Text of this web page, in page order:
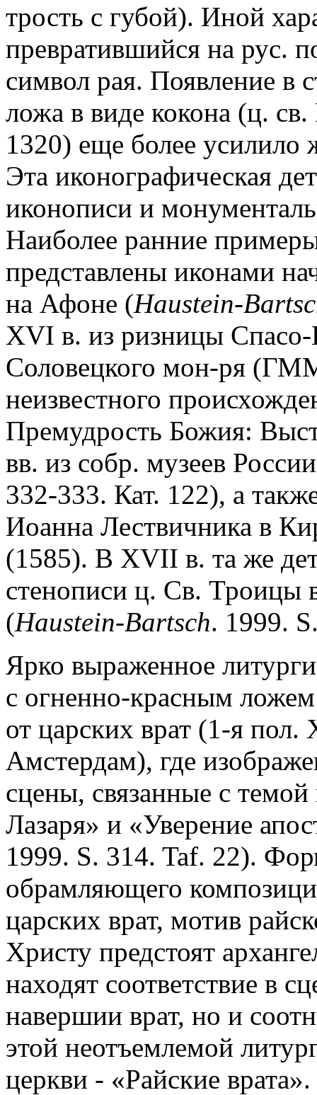
трость с губой). Иной
превратившийся на рус.
символ рая. Появление в
ложа в виде кокона (ц.
1320) еще более усилило
Эта иконографическая
иконописи и
Наиболее ранние
представлены иконами
на Афоне (Haustein-
XVI в. из ризницы Спасо-
Соловецкого мон-ря
неизвестного
Премудрость Божия:
вв. из собр. музеев
332-333. Кат. 122), а
Иоанна Лествичника в
(1585). В XVII в. та же
стенописи ц. Св. Троицы
(Haustein-Bartsch. 1999.
Ярко выраженное
с огненно-красным
от царских врат (1-я
Амстердам), где
сцены, связанные с
Лазаря» и «Уверение
1999. S. 314. Taf. 22).
обрамляющего
царских врат, мотив
Христу предстоят
находят соответствие в
навершии врат, но и
этой неотъемлемой
церкви - «Райские врата».